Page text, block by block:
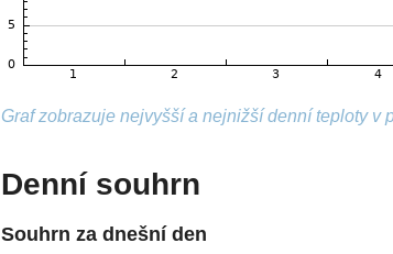
Graf zobrazuje nejvyšší a nejnižší denní teploty v
Denní souhrn
Souhrn za dnešní den